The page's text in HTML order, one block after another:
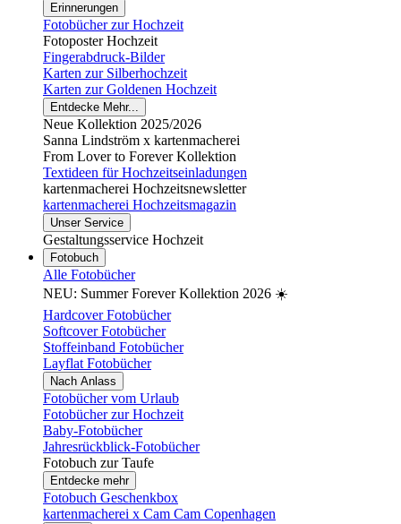
Erinnerungen
Fotobücher zur Hochzeit
Fotoposter Hochzeit
Fingerabdruck-Bilder
Karten zur Silberhochzeit
Karten zur Goldenen Hochzeit
Entdecke Mehr...
Neue Kollektion 2025/2026
Sanna Lindström x kartenmacherei
From Lover to Forever Kollektion
Textideen für Hochzeitseinladungen
kartenmacherei Hochzeitsnewsletter
kartenmacherei Hochzeitsmagazin
Unser Service
Gestaltungsservice Hochzeit
Fotobuch
Alle Fotobücher
NEU: Summer Forever Kollektion 2026 ☀️
Hardcover Fotobücher
Softcover Fotobücher
Stoffeinband Fotobücher
Layflat Fotobücher
Nach Anlass
Fotobücher vom Urlaub
Fotobücher zur Hochzeit
Baby-Fotobücher
Jahresrückblick-Fotobücher
Fotobuch zur Taufe
Entdecke mehr
Fotobuch Geschenkbox
kartenmacherei x Cam Cam Copenhagen